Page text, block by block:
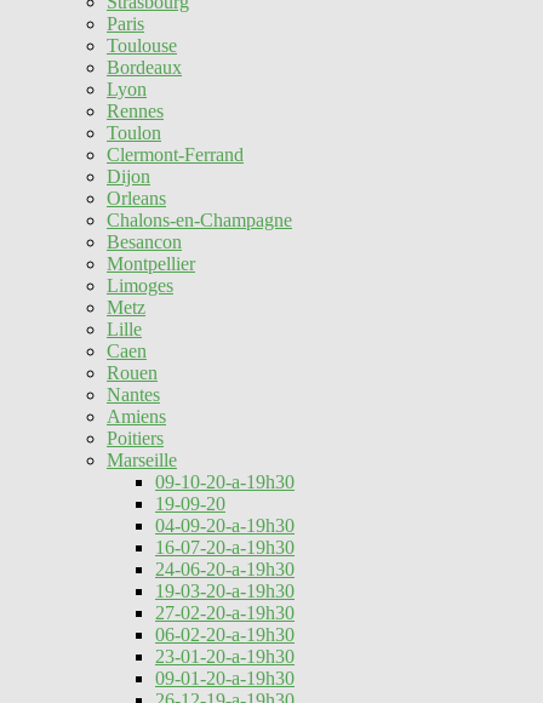
Paris
Toulouse
Bordeaux
Lyon
Rennes
Toulon
Clermont-Ferrand
Dijon
Orleans
Chalons-en-Champagne
Besancon
Montpellier
Limoges
Metz
Lille
Caen
Rouen
Nantes
Amiens
Poitiers
Marseille
09-10-20-a-19h30
19-09-20
04-09-20-a-19h30
16-07-20-a-19h30
24-06-20-a-19h30
19-03-20-a-19h30
27-02-20-a-19h30
06-02-20-a-19h30
23-01-20-a-19h30
09-01-20-a-19h30